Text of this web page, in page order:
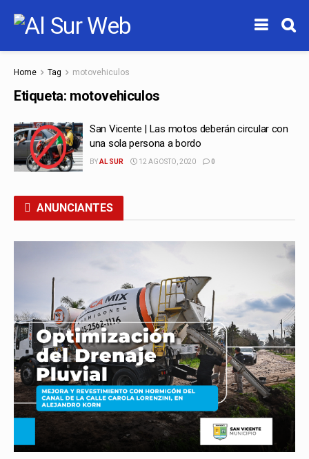
Home Tag motovehiculos
Etiqueta: motovehiculos
San Vicente | Las motos deberán circular con
una sola persona a bordo
BYAL SUR 12 AGOSTO, 2020 0
ANUNCIANTES